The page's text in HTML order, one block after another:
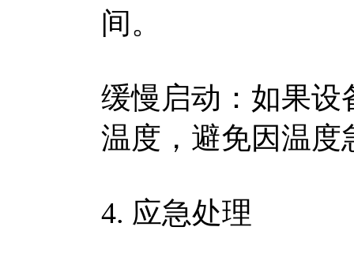
间。
缓慢启动：如果设
温度，避免因温度
4. 应急处理